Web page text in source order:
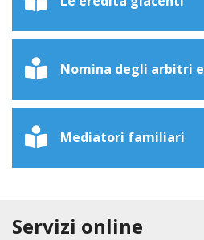
Nomina degli arbitri
Mediatori familiari
Servizi online